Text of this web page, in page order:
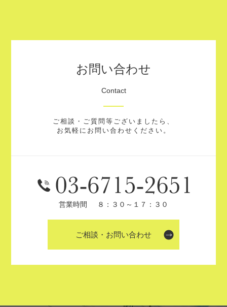
お問い合わせ
Contact
ご相談・ご質問等ございましたら、
お気軽にお問い合わせください。
営業時間 ８：３０～１７：３０
ご相談・お問い合わせ